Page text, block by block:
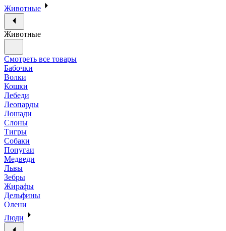
Животные
Животные
Смотреть все товары
Бабочки
Волки
Кошки
Лебеди
Леопарды
Лошади
Слоны
Тигры
Собаки
Попугаи
Медведи
Львы
Зебры
Жирафы
Дельфины
Олени
Люди